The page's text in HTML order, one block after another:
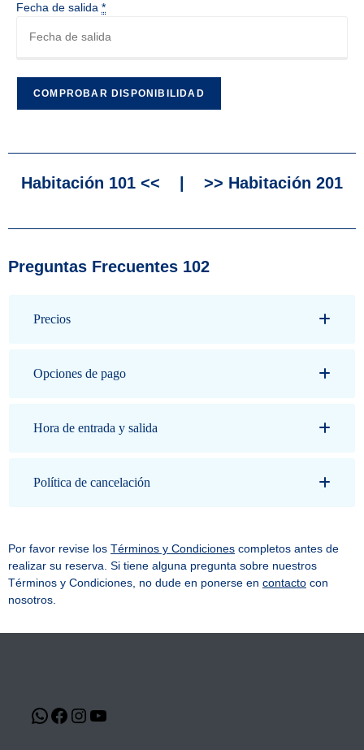
Fecha de salida *
Habitación 101 << >> Habitación 201
Preguntas Frecuentes 102
Precios
Opciones de pago
Hora de entrada y salida
Política de cancelación
Por favor revise los Términos y Condiciones completos antes de
realizar su reserva. Si tiene alguna pregunta sobre nuestros
Términos y Condiciones, no dude en ponerse en contacto con
nosotros.